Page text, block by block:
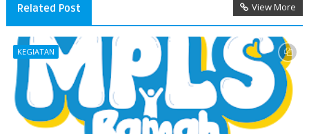
Related Post View More
KEGIATAN